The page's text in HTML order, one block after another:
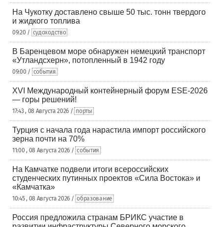
На Чукотку доставлено свыше 50 тыс. тонн твердого
и жидкого топлива
09:20 / судоходство
В Баренцевом море обнаружен немецкий транспорт
«Утландсхерн», потопленный в 1942 году
09:00 / события
XVI Международный контейнерный форум ESE-2026
— горы решений!
17:43 , 08 Августа 2026 / порты
Турция с начала года нарастила импорт российского
зерна почти на 70%
11:00 , 08 Августа 2026 / события
На Камчатке подвели итоги всероссийских
студенческих путинных проектов «Сила Востока» и
«Камчатка»
10:45 , 08 Августа 2026 / образование
Россия предложила странам БРИКС участие в